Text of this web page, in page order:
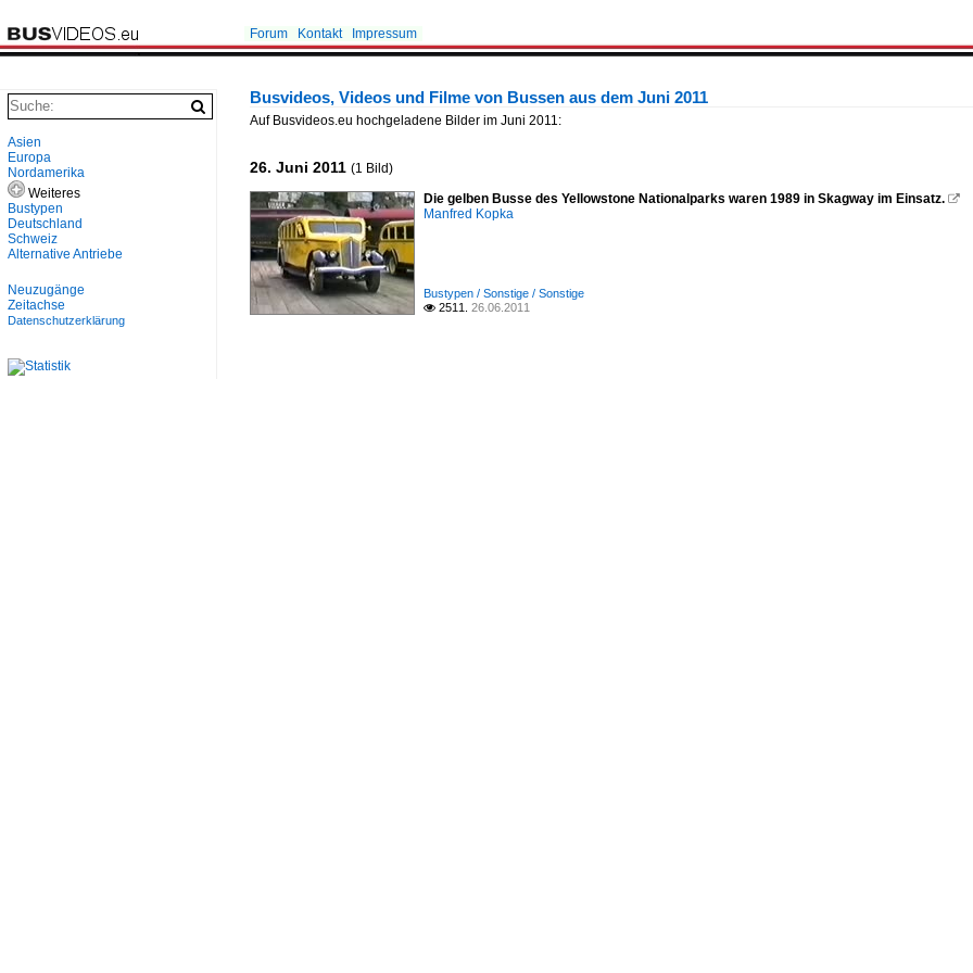
Forum Kontakt Impressum
Busvideos, Videos und Filme von Bussen aus dem Juni 2011
Auf Busvideos.eu hochgeladene Bilder im Juni 2011:
26. Juni 2011 (1 Bild)
Die gelben Busse des Yellowstone Nationalparks waren 1989 in Skagway im Einsatz. 
Manfred Kopka
Bustypen / Sonstige / Sonstige
 2511. 26.06.2011
Asien
Europa
Nordamerika
Weiteres
Bustypen
Deutschland
Schweiz
Alternative Antriebe
Neuzugänge
Zeitachse
Datenschutzerklärung